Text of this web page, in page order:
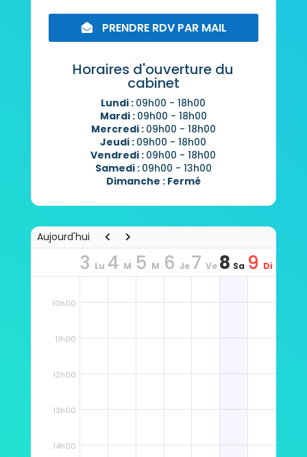
PRENDRE RDV PAR MAIL
Horaires d'ouverture du
cabinet
Lundi : 09h00 -18h00
Mardi : 09h00 - 18h00
Mercredi : 09h00 - 18h00
Jeudi : 09h00 -18h00
Vendredi : 09h00 -18h00
Samedi : 09h00 - 13h00
Dimanche : Fermé
Aujourd'hui
3 Lu 4 M 5 M 6 Je 7 Ve 8 Sa 9 Di
8h00
10h00
11h00
12h00
13h00
14h00